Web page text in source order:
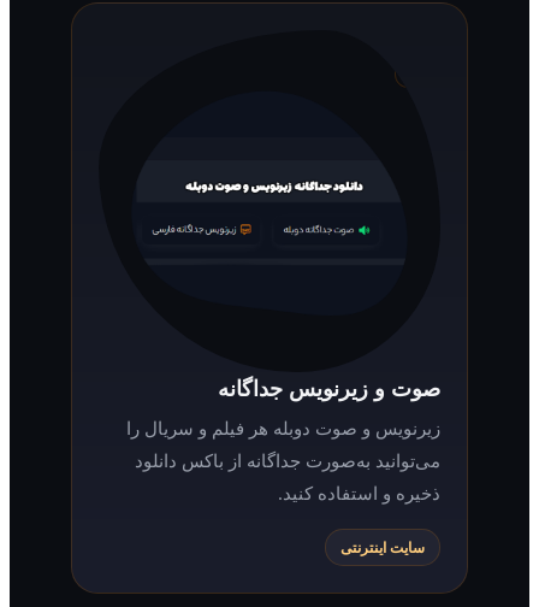
صوت و زیرنویس جداگانه
زیرنویس و صوت دوبله هر فیلم و سریال را
می‌توانید به‌صورت جداگانه از باکس دانلود
ذخیره و استفاده کنید.
سایت اینترنتی